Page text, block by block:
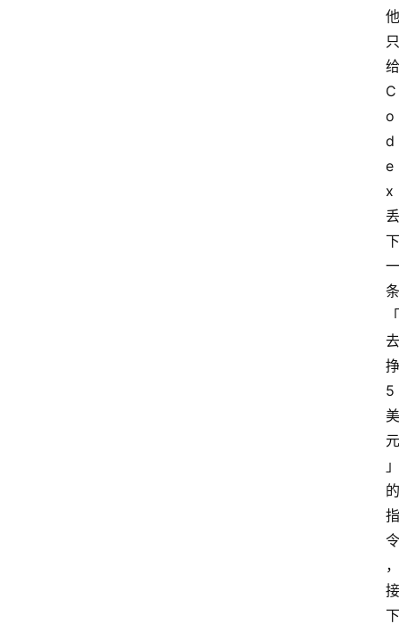
他
只
给
C
o
d
e
x
丢
下
一
条
「
去
挣
5
美
元
」
的
指
令
，
接
下